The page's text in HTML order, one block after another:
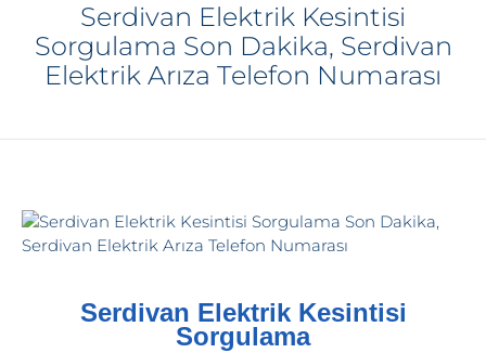
Serdivan Elektrik Kesintisi
Sorgulama Son Dakika, Serdivan
Elektrik Arıza Telefon Numarası
Serdivan Elektrik Kesintisi
Sorgulama